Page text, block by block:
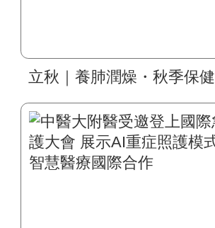
立秋｜養肺潤燥・秋季保健